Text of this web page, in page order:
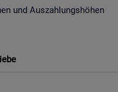
und Aus­zah­lungs­hö­hen